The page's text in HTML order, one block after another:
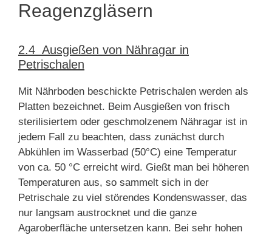
Reagenzgläsern
2.4 Ausgießen von Nähragar in
Petrischalen
Mit Nährboden beschickte Petrischalen werden als
Platten bezeichnet. Beim Ausgießen von frisch
sterilisiertem oder geschmolzenem Nähragar ist in
jedem Fall zu beachten, dass zunächst durch
Abkühlen im Wasserbad (50°C) eine Temperatur
von ca. 50 °C erreicht wird. Gießt man bei höheren
Temperaturen aus, so sammelt sich in der
Petrischale zu viel störendes Kondenswasser, das
nur langsam austrocknet und die ganze
Agaroberfläche untersetzen kann. Bei sehr hohen